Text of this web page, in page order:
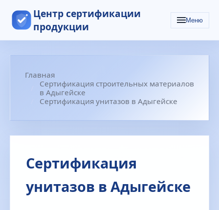
Центр сертификации
продукции
Меню
Главная
Сертификация строительных материалов
в Адыгейске
Сертификация унитазов в Адыгейске
Сертификация
унитазов в Адыгейске